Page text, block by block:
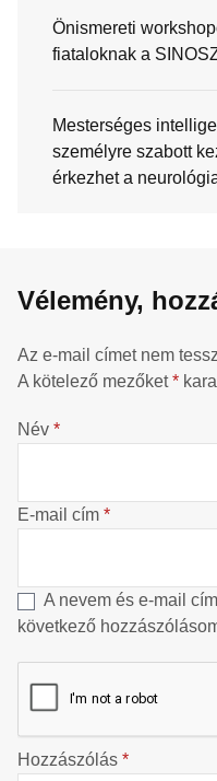
Önismereti
fiataloknak a
Mesterséges
személyre szabott
érkezhet a
Vélemény,
Az e-mail címet nem
A kötelező mezőket*
Név *
E-mail cím *
A nevem és e-mail
következő
Hozzászólás *